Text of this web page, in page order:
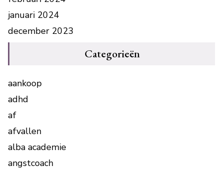
januari 2024
december 2023
Categorieën
aankoop
adhd
af
afvallen
alba academie
angstcoach